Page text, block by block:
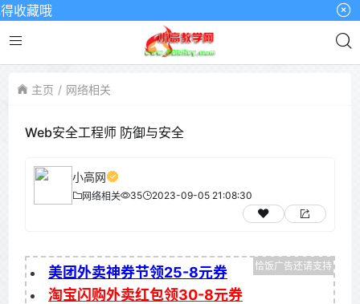
藏哦
主页 网络相关
Web安全工程师 防御与安全
小高网
网络相关 35 2023-09-05 21:08:30
美团外卖神券节领25-8元券
淘宝闪购外卖红包领30-8元券